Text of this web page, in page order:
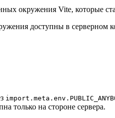
окружения Vite, которые
доступны в серверном
только на стороне сервера.